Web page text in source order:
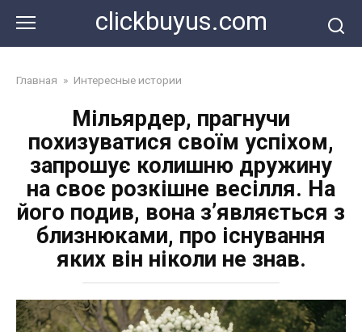
контенту
clickbuyus.com
Главная » Интересные истории
Мільярдер, прагнучи
похизуватися своїм успіхом,
запрошує колишню дружину
на своє розкішне весілля. На
його подив, вона з’являється з
близнюками, про існування
яких він ніколи не знав.